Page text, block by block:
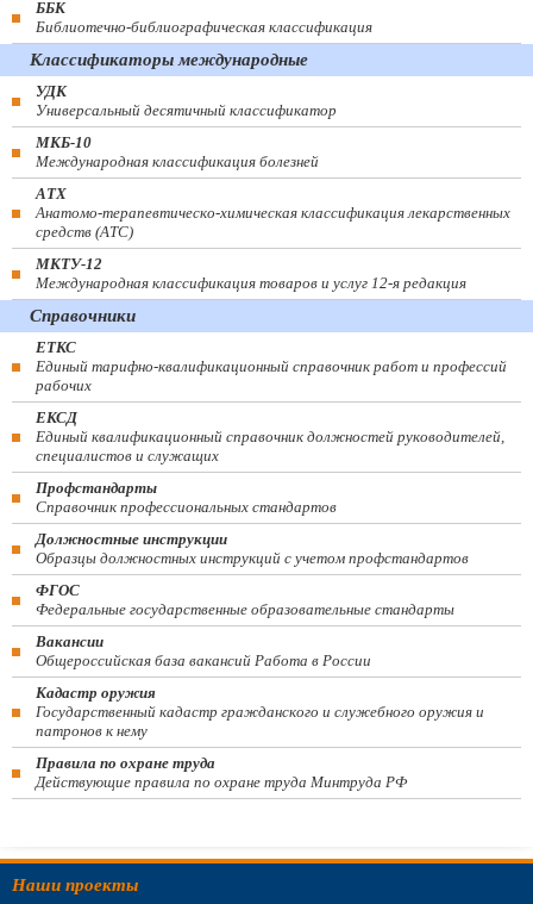
ББК
Библиотечно-библиографическая классификация
Классификаторы международные
УДК
Универсальный десятичный классификатор
МКБ-10
Международная классификация болезней
АТХ
Анатомо-терапевтическо-химическая классификация лекарственных
средств (ATC)
МКТУ-12
Международная классификация товаров и услуг 12-я редакция
Справочники
ЕТКС
Единый тарифно-квалификационный справочник работ и профессий
рабочих
ЕКСД
Единый квалификационный справочник должностей руководителей,
специалистов и служащих
Профстандарты
Справочник профессиональных стандартов
Должностные инструкции
Образцы должностных инструкций с учетом профстандартов
ФГОС
Федеральные государственные образовательные стандарты
Вакансии
Общероссийская база вакансий Работа в России
Кадастр оружия
Государственный кадастр гражданского и служебного оружия и
патронов к нему
Правила по охране труда
Действующие правила по охране труда Минтруда РФ
Наши проекты